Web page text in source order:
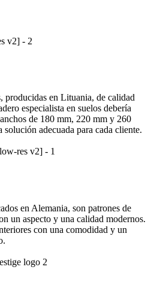
producidas en Lituania, de calidad
especialista en suelos debería
de 180 mm, 220 mm y 260
adecuada para cada cliente.
en Alemania, son patrones de
un aspecto y una calidad modernos.
con una comodidad y un